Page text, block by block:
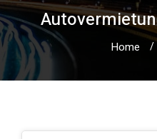
Home